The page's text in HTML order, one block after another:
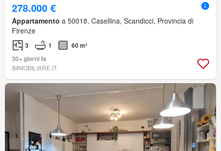
278.000 €
Appartamento a 50018, Casellina, Scandicci, Provincia di
Firenze
3 1
60 m²
30+ giorni fa
IMMOBILIARE.IT